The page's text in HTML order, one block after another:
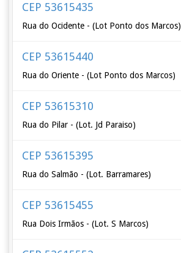
CEP 53615435
Rua do Ocidente - (Lot Ponto dos Marcos)
CEP 53615440
Rua do Oriente - (Lot Ponto dos Marcos)
CEP 53615310
Rua do Pilar - (Lot. Jd Paraiso)
CEP 53615395
Rua do Salmão - (Lot. Barramares)
CEP 53615455
Rua Dois Irmãos - (Lot. S Marcos)